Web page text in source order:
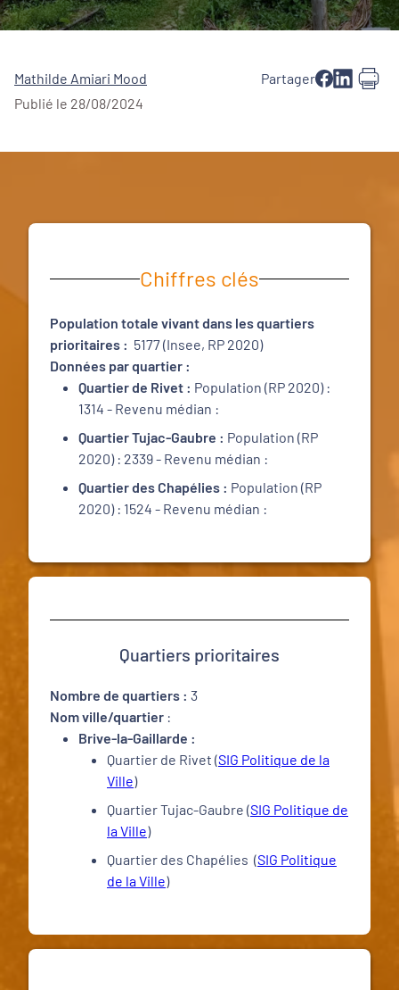
Mathilde Amiari Mood
Publié le 28/08/2024
Partager
Chiffres clés
Population totale vivant dans les quartiers
prioritaires : 5177 (Insee, RP 2020)
Données par quartier :
Quartier de Rivet : Population (RP 2020) :
1314 - Revenu médian :
Quartier Tujac-Gaubre : Population (RP
2020) : 2339 - Revenu médian :
Quartier des Chapélies : Population (RP
2020) : 1524 - Revenu médian :
Quartiers prioritaires
Nombre de quartiers : 3
Nom ville/quartier :
Brive-la-Gaillarde :
Quartier de Rivet (SIG Politique de la
Ville)
Quartier Tujac-Gaubre (SIG Politique de
la Ville)
Quartier des Chapélies (SIG Politique
de la Ville)